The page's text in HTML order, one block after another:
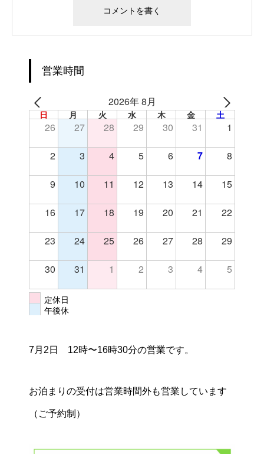
営業時間
2026年 8月
日 月 火 水 木 金 土
26 27 28 29 30 31 1
2 3 4 5 6 7 8
9 10 11 12 13 14 15
16 17 18 19 20 21 22
23 24 25 26 27 28 29
30 31 1 2 3 4 5
定休日
午後休
7月2日 12時〜16時30分の営業です。
お泊まりの受付は営業時間外も営業しています
（ご予約制）